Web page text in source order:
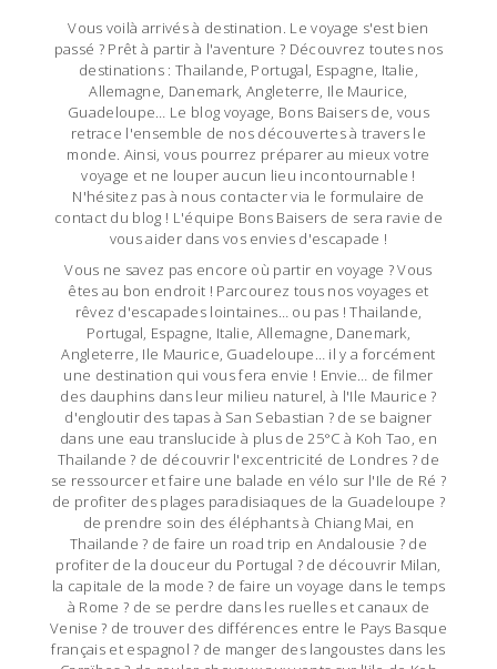
Vous voilà arrivés à destination. Le voyage s'est bien
passé ? Prêt à partir à l'aventure ? Découvrez toutes nos
destinations : Thailande, Portugal, Espagne, Italie,
Allemagne, Danemark, Angleterre, Ile Maurice,
Guadeloupe… Le blog voyage, Bons Baisers de, vous
retrace l'ensemble de nos découvertes à travers le
monde. Ainsi, vous pourrez préparer au mieux votre
voyage et ne louper aucun lieu incontournable !
N'hésitez pas à nous contacter via le formulaire de
contact du blog ! L'équipe Bons Baisers de sera ravie de
vous aider dans vos envies d'escapade !
Vous ne savez pas encore où partir en voyage ? Vous
êtes au bon endroit ! Parcourez tous nos voyages et
rêvez d'escapades lointaines… ou pas ! Thailande,
Portugal, Espagne, Italie, Allemagne, Danemark,
Angleterre, Ile Maurice, Guadeloupe… il y a forcément
une destination qui vous fera envie ! Envie… de filmer
des dauphins dans leur milieu naturel, à l'Ile Maurice ?
d'engloutir des tapas à San Sebastian ? de se baigner
dans une eau translucide à plus de 25°C à Koh Tao, en
Thailande ? de découvrir l'excentricité de Londres ? de
se ressourcer et faire une balade en vélo sur l'Ile de Ré ?
de profiter des plages paradisiaques de la Guadeloupe ?
de prendre soin des éléphants à Chiang Mai, en
Thailande ? de faire un road trip en Andalousie ? de
profiter de la douceur du Portugal ? de découvrir Milan,
la capitale de la mode ? de faire un voyage dans le temps
à Rome ? de se perdre dans les ruelles et canaux de
Venise ? de trouver des différences entre le Pays Basque
français et espagnol ? de manger des langoustes dans les